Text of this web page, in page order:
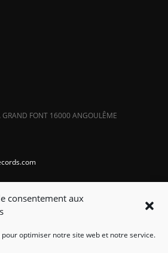
consentement aux
pour optimiser notre site web et notre service.
GRAND FONT 16000 ANGOULÊME